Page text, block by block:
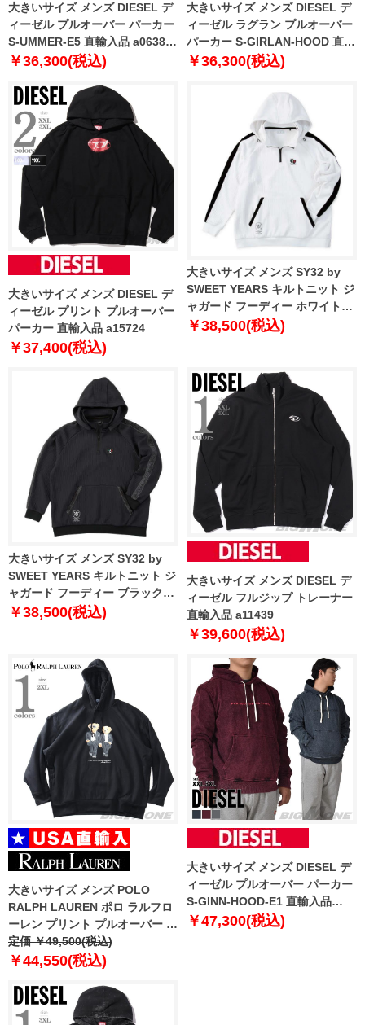
大きいサイズ メンズ DIESEL デ
ィーゼル プルオーバー パーカー
S-UMMER-E5 直輸入品 a06386-
0dfaf
￥36,300(税込)
大きいサイズ メンズ DIESEL デ
ィーゼル ラグラン プルオーバー
パーカー S-GIRLAN-HOOD 直輸
入品 a06402-0ifaq
￥36,300(税込)
大きいサイズ メンズ DIESEL デ
ィーゼル プリント プルオーバー
パーカー 直輸入品 a15724
￥37,400(税込)
大きいサイズ メンズ SY32 by
SWEET YEARS キルトニット ジ
ャガード フーディー ホワイト
1278-5608-1 3L 4L 5L 6L
￥38,500(税込)
大きいサイズ メンズ SY32 by
SWEET YEARS キルトニット ジ
ャガード フーディー ブラック
1278-5608-2 3L 4L 5L 6L
￥38,500(税込)
大きいサイズ メンズ DIESEL デ
ィーゼル フルジップ トレーナー
直輸入品 a11439
￥39,600(税込)
大きいサイズ メンズ POLO
RALPH LAUREN ポロ ラルフロ
ーレン プリント プルオーバー パ
ーカー USA直輸入 710981802-
001
定価 ￥49,500(税込)
￥44,550(税込)
大きいサイズ メンズ DIESEL デ
ィーゼル プルオーバー パーカー
S-GINN-HOOD-E1 直輸入品
a06520-0hfaz
￥47,300(税込)